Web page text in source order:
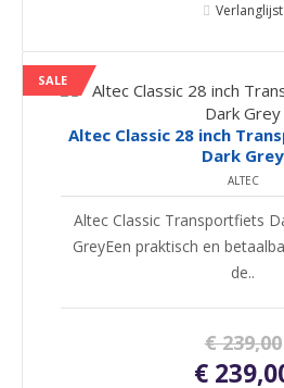
Verlanglijst
SALE
Altec Classic 28 inch
Dark Grey
ALTEC
Altec Classic Transportfiets
GreyEen praktisch en
de..
€ 239,00
€